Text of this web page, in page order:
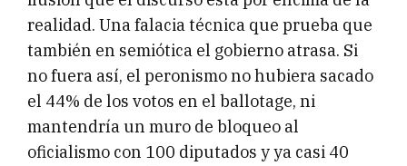
realidad. Una falacia técnica que prueba que
también en semiótica el gobierno atrasa. Si
no fuera así, el peronismo no hubiera sacado
el 44% de los votos en el ballotage, ni
mantendría un muro de bloqueo al
oficialismo con 100 diputados y ya casi 40